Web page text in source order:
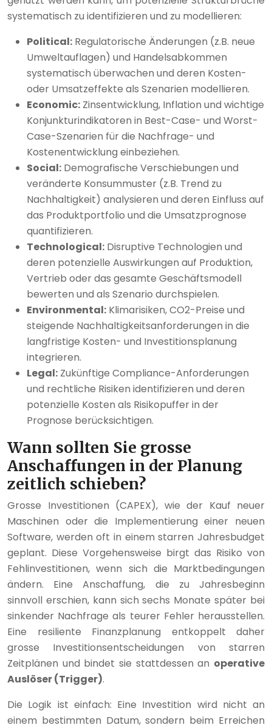
systematisch zu identifizieren und zu modellieren:
Political: Regulatorische Änderungen (z.B. neue
Umweltauflagen) und Handelsabkommen
systematisch überwachen und deren Kosten-
oder Umsatzeffekte als Szenarien modellieren.
Economic: Zinsentwicklung, Inflation und wichtige
Konjunkturindikatoren in Best-Case- und Worst-
Case-Szenarien für die Nachfrage- und
Kostenentwicklung einbeziehen.
Social: Demografische Verschiebungen und
veränderte Konsummuster (z.B. Trend zu
Nachhaltigkeit) analysieren und deren Einfluss auf
das Produktportfolio und die Umsatzprognose
quantifizieren.
Technological: Disruptive Technologien und
deren potenzielle Auswirkungen auf Produktion,
Vertrieb oder das gesamte Geschäftsmodell
bewerten und als Szenario durchspielen.
Environmental: Klimarisiken, CO2-Preise und
steigende Nachhaltigkeitsanforderungen in die
langfristige Kosten- und Investitionsplanung
integrieren.
Legal: Zukünftige Compliance-Anforderungen
und rechtliche Risiken identifizieren und deren
potenzielle Kosten als Risikopuffer in der
Prognose berücksichtigen.
Wann sollten Sie grosse
Anschaffungen in der Planung
zeitlich schieben?
Grosse Investitionen (CAPEX), wie der Kauf neuer
Maschinen oder die Implementierung einer neuen
Software, werden oft in einem starren Jahresbudget
geplant. Diese Vorgehensweise birgt das Risiko von
Fehlinvestitionen, wenn sich die Marktbedingungen
ändern. Eine Anschaffung, die zu Jahresbeginn
sinnvoll erschien, kann sich sechs Monate später bei
sinkender Nachfrage als teurer Fehler herausstellen.
Eine resiliente Finanzplanung entkoppelt daher
grosse Investitionsentscheidungen von starren
Zeitplänen und bindet sie stattdessen an operative
Auslöser (Trigger).
Die Logik ist einfach: Eine Investition wird nicht an
einem bestimmten Datum, sondern beim Erreichen